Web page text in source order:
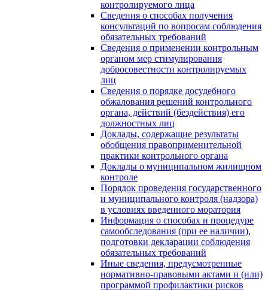
контролируемого лица
Сведения о способах получения
консультаций по вопросам соблюдения
обязательных требований
Сведения о применении контрольным
органом мер стимулирования
добросовестности контролируемых
лиц
Сведения о порядке досудебного
обжалования решений контрольного
органа, действий (бездействия) его
должностных лиц
Доклады, содержащие результаты
обобщения правоприменительной
практики контрольного органа
Доклады о муниципальном жилищном
контроле
Порядок проведения государственного
и муниципального контроля (надзора)
в условиях введенного моратория
Информация о способах и процедуре
самообследования (при ее наличии),
подготовки декларации соблюдения
обязательных требований
Иные сведения, предусмотренные
нормативно-правовыми актами и (или)
программой профилактики рисков